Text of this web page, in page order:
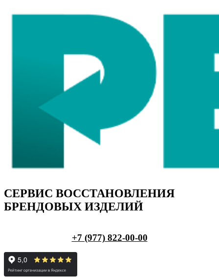
СЕРВИС ВОССТАНОВЛЕНИЯ
БРЕНДОВЫХ ИЗДЕЛИЙ
+7 (977) 822-00-00